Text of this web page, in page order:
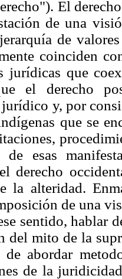
El
de una
de
coinciden
jurídicas que
el derecho
y, por
que se
de esas
derecho
la alteridad.
de una
sentido, hablar
del mito de la
de abordar
de la